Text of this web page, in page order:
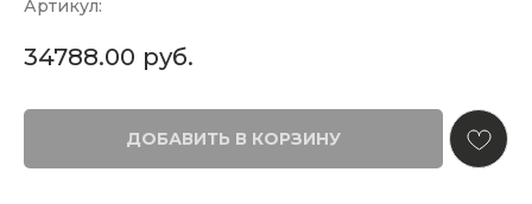
Артикул:
34788.00 руб.
ДОБАВИТЬ В КОРЗИНУ